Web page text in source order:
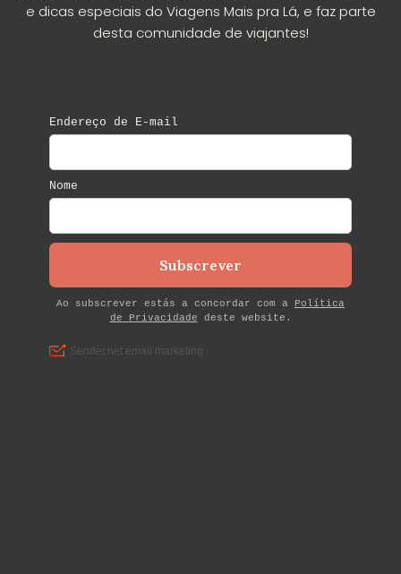
e dicas especiais do Viagens Mais pra Lá, e faz parte
desta comunidade de viajantes!